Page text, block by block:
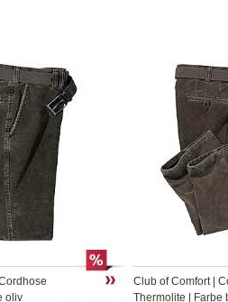
oliv
Club of Comfort |
Thermolite | Farbe